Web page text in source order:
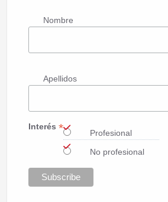
Nombre
Apellidos
Interés *
Profesional
No profesional